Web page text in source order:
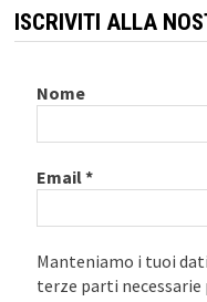
ISCRIVITI ALLA
Nome
Email*
Manteniamo i tuoi
terze parti